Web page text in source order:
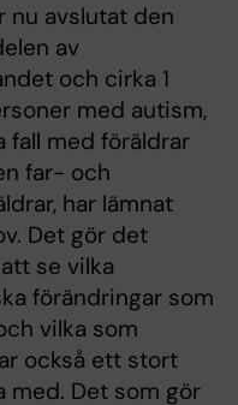
nu avslutat den
av
och cirka 1
med autism,
fall med föräldrar
far- och
har lämnat
Det gör det
se vilka
förändringar som
vilka som
också ett stort
med. Det som gör